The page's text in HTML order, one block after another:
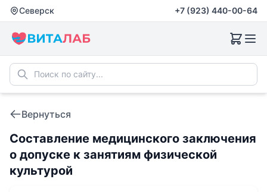
Северск +7 (923) 440-00-64
Вернуться
Составление медицинского заключения
о допуске к занятиям физической
культурой